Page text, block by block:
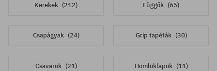
Kerekek (212) Függők (65)
Csapágyak (24) Grip tapéták (30)
Csavarok (21) Homloklapok (11)